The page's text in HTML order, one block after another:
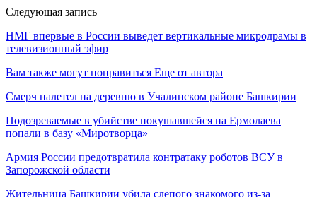
Следующая запись
НМГ впервые в России выведет вертикальные микродрамы в
телевизионный эфир
Вам также могут понравиться Еще от автора
Смерч налетел на деревню в Учалинском районе Башкирии
Подозреваемые в убийстве покушавшейся на Ермолаева
попали в базу «Миротворца»
Армия России предотвратила контратаку роботов ВСУ в
Запорожской области
Жительница Башкирии убила слепого знакомого из-за